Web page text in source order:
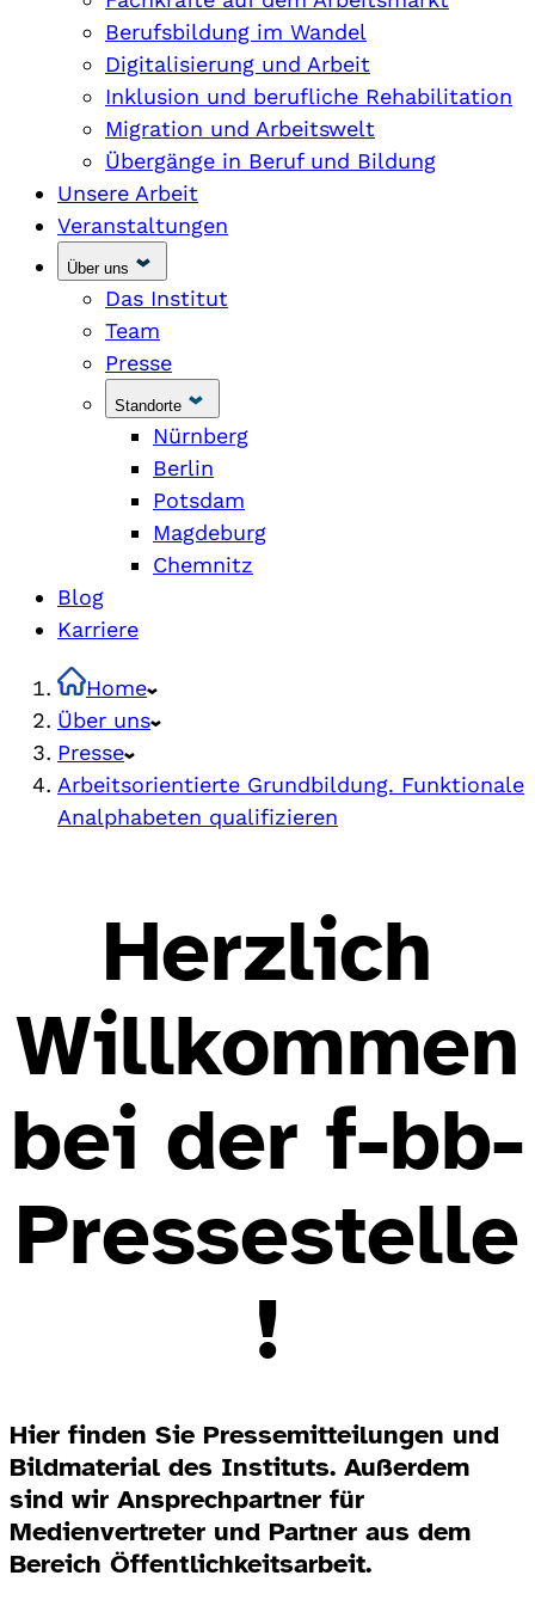
Berufsbildung im Wandel
Digitalisierung und Arbeit
Inklusion und berufliche Rehabilitation
Migration und Arbeitswelt
Übergänge in Beruf und Bildung
Unsere Arbeit
Veranstaltungen
Über uns
Das Institut
Team
Presse
Standorte
Nürnberg
Berlin
Potsdam
Magdeburg
Chemnitz
Blog
Karriere
Home
Über uns
Presse
Arbeitsorientierte Grundbildung. Funktionale
Analphabeten qualifizieren
Herzlich
Willkommen
bei der f-bb-
Pressestelle
!
Hier finden Sie Pressemitteilungen und
Bildmaterial des Instituts. Außerdem
sind wir Ansprechpartner für
Medienvertreter und Partner aus dem
Bereich Öffentlichkeitsarbeit.